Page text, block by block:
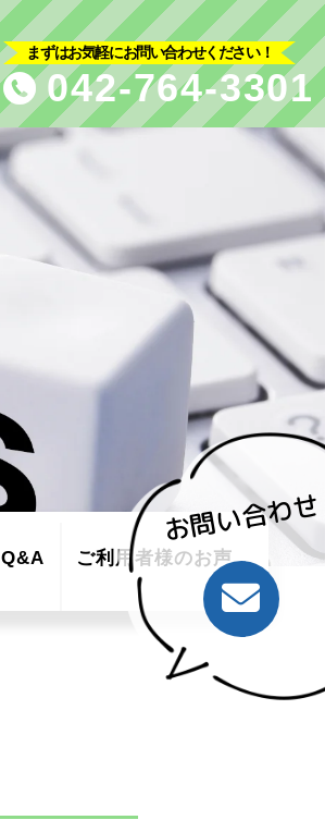
まずはお気軽にお問い合わせください！
042-764-3301
お問い合わせ
Q&A ご利用者様のお声